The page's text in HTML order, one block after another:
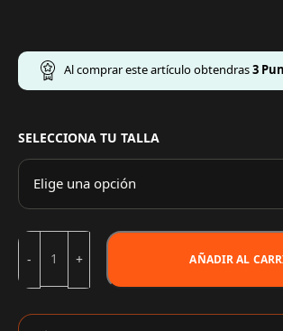
Al comprar este artículo obtendras3
SELECCIONA TU TALLA
AÑADIR AL